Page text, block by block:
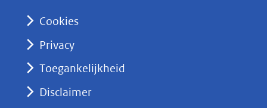
nieuw
Cookies
Privacy
Toegankelijkheid
Disclaimer